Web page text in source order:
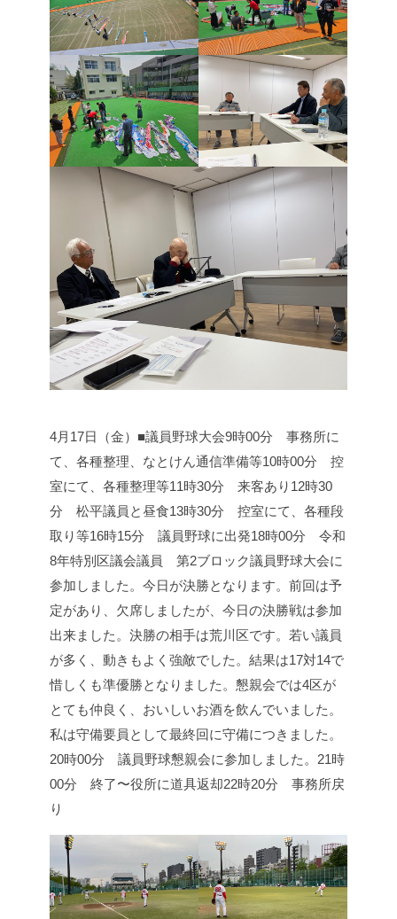
4月17日（金）■議員野球大会9時00分 事務所に
て、各種整理、なとけん通信準備等10時00分 控
室にて、各種整理等11時30分 来客あり 12時30
分 松平議員と昼食13時30分 控室にて、各種段
取り等16時15分 議員野球に出発18時00分 令和
8年特別区議会議員 第2ブロック議員野球大会に
参加しました。 今日が決勝となります。前回は予
定があり、欠席しましたが、今日の決勝戦は参加
出来ました。決勝の相手は荒川区です。若い議員
が多く、動きもよく強敵でした。結果は17対14で
惜しくも準優勝となりました。懇親会では4区が
とても仲良く、おいしいお酒を飲んでいました。
私は守備要員として最終回に守備につきました。
20時00分 議員野球懇親会に参加しました。 21時
00分 終了〜役所に道具返却22時20分 事務所戻
り